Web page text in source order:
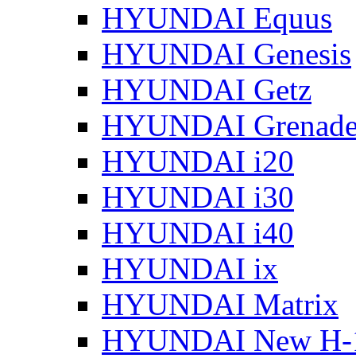
HYUNDAI Equus
HYUNDAI Genesis
HYUNDAI Getz
HYUNDAI
HYUNDAI i20
HYUNDAI i30
HYUNDAI i40
HYUNDAI ix
HYUNDAI Matrix
HYUNDAI New